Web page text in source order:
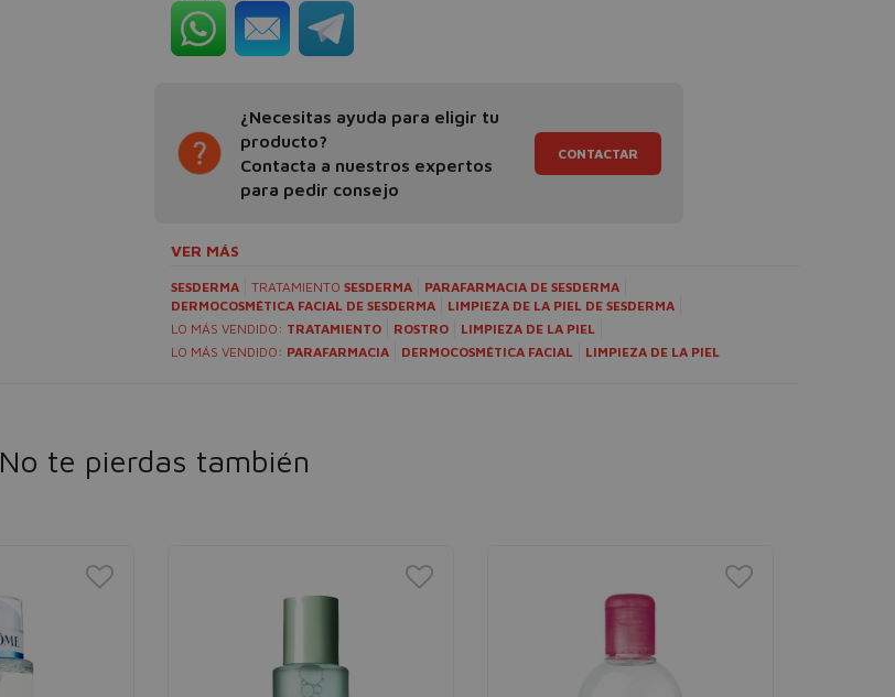
¿Necesitas ayuda para eligir tu
producto?
Contacta a nuestros expertos
para pedir consejo
CONTACTAR
VER MÁS
SESDERMA TRATAMIENTO SESDERMA
PARAFARMACIA DE SESDERMA
DERMOCOSMÉTICA FACIAL DE SESDERMA
LIMPIEZA DE LA PIEL DE SESDERMA
LO MÁS VENDIDO: TRATAMIENTO ROSTRO
LIMPIEZA DE LA PIEL
LO MÁS VENDIDO: PARAFARMACIA DERMOCOSMÉTICA FACIAL LIMPIEZA DE LA PIEL
No te pierdas también